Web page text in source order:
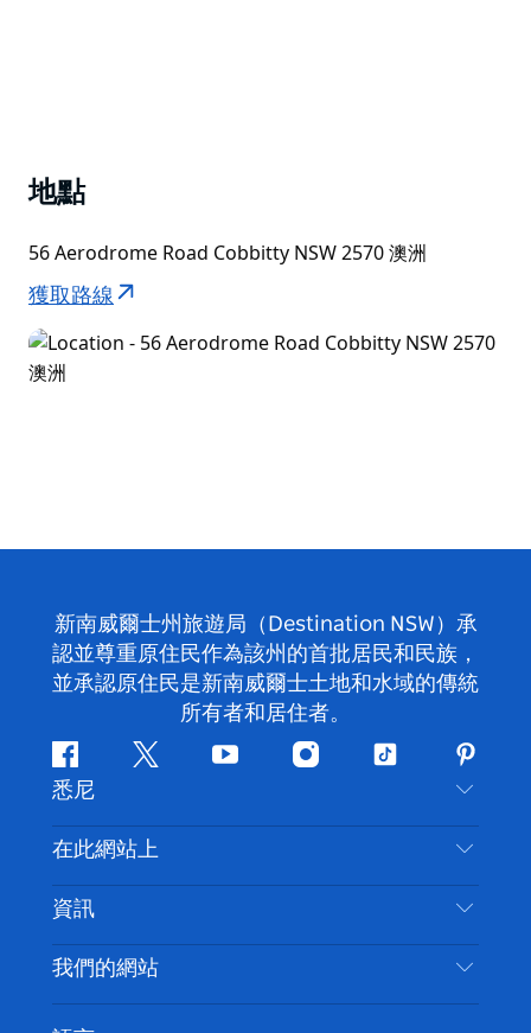
地點
56 Aerodrome Road Cobbitty NSW 2570 澳洲
獲取路線
新南威爾士州旅遊局（Destination NSW）承
認並尊重原住民作為該州的首批居民和民族，
並承認原住民是新南威爾士土地和水域的傳統
所有者和居住者。
Facebook嘰
喳
喳
Youtube Instagram
抖
悉尼
聯絡我們
免責聲明
隱私
Cookie 通知
在此網站上
目的地
要做的事情
新南威爾斯州公路旅行
資訊
旅行資訊
無障礙悉尼
我們的網站